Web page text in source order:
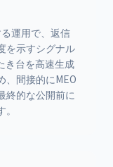
運用で、返信
を示すシグナル
き台を高速生成
、間接的にMEO
終的な公開前に